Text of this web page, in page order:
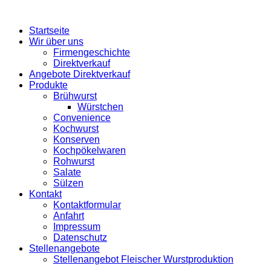
Startseite
Wir über uns
Firmengeschichte
Direktverkauf
Angebote Direktverkauf
Produkte
Brühwurst
Würstchen
Convenience
Kochwurst
Konserven
Kochpökelwaren
Rohwurst
Salate
Sülzen
Kontakt
Kontaktformular
Anfahrt
Impressum
Datenschutz
Stellenangebote
Stellenangebot Fleischer Wurstproduktion